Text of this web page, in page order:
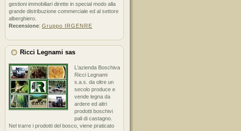
gestioni immobiliari dirette in special modo alla
grande distribuzione commerciale ed al settore
alberghiero.
Recensione: Gruppo IRGENRE
Ricci Legnami sas
L'azienda Boschiva
Ricci Legnami
s.a.s. da oltre un
secolo produce e
vende legna da
ardere ed altri
prodotti boschivi
pali di castagno.
Nel trarre i prodotti del bosco, viene praticato